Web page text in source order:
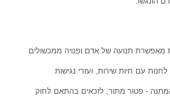
מאפשרת תנועה של אדם ופנויה ממכשולים
עם חיות שירות, ועזרי נגישות
- פטור מתור, לזכאים בהתאם לחוק